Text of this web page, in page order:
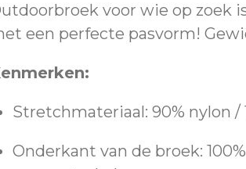
voor wie op zoek
een perfecte pasvorm!
Stretchmateriaal: 90% nylon /
Onderkant van de broek: